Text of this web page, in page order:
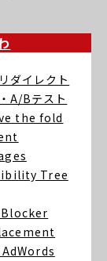
ダイレクト
・A/Bテスト
the fold
Tree
Blocker
AdWords